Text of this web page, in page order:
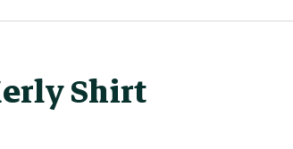
Shirt